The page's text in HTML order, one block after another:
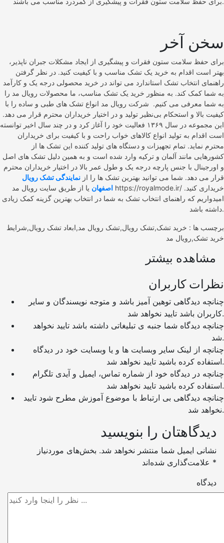
سخن آخر
برای حفظ سلامت ستون فقرات و پیشگیری از ایجاد مشکلات جبران ناپذیر،
بهتر است اقدام به خرید یک تشک مناسب و با کیفیت کنید. در نظر گرفتن
راهنمای انتخاب تشک استاندارد می‌ تواند در خرید محصولی درجه یک و کارآمد
به شما کمک کند. به منظور خرید یک تشک مناسب، ما محصولات رویال مد را
به شما معرفی می‌ کنیم. شرکت رویال مد انواع تشک‌ های طبی و ساده را با
کیفیت بالا و استحکام بی‌نظیر تولید و در اختیار خریداران محترم قرار می‌ دهد.
این مجموعه در سال ۱۳۶۹ فعالیت خود را آغاز کرد و در چند سال اخیر توانسته
است اقدام به تولید انواع کالاهای خواب راحت و با کیفیت برای خریداران
محترم نماید. تمام تجهیزات و دستگاه‌ های تولید کننده این تشک‌ ها از
کشورهایی مانند آلمان و ترکیه وارد شده است و به همین دلیل تشک‌ های اصل
و اورجینال با جنس پارچه درجه یک و طول عمر بالا در اختیار خریداران محترم
قرار می‌ دهد. شما می توانید بهترین تشک ها را از نمایندگی تشک رویال
اصفهان یا از طریق سایت رویال مد https://royalmode.ir/ خریداری کنید.
امیدواریم که راهنمای انتخاب تشک به شما در انتخاب بهترین گزینه کمک زیادی
داشته باشد.
برچسب ها : خرید تشک,تشک رویال,تشک رویال مد,ابعاد تشک رویال,شرایط
خرید تشک,رویال مد
مشاهده بیشتر
نظرات کاربران
کاربران باشد تایید نخواهد شد.
شد.
استفاده کرده باشید تایید نخواهد شد.
استفاده کرده باشید تایید نخواهد شد.
چنانچه دیدگاهی بی ارتباط با موضوع آموزش مطرح شود تایید
نخواهد شد.
دیدگاهتان را بنویسید
نشانی ایمیل شما منتشر نخواهد شد. بخش‌های موردنیاز
*
دیدگاه